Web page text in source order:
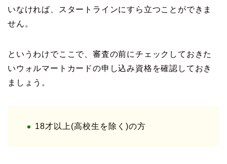
いなければ、スタートラインにすら立つことができま
せん。
というわけでここで、審査の前にチェックしておきた
いウォルマートカードの申し込み資格を確認しておき
ましょう。
18才以上(高校生を除く)の方